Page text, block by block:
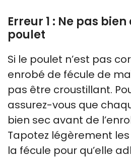
Erreur 1 : Ne pas
poulet
Si le poulet n’est pas
enrobé de fécule de
pas être croustillant.
assurez-vous que
bien sec avant de
Tapotez légèrement
la fécule pour qu’elle